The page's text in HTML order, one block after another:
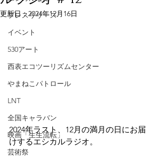
プレスリリース
イベント
530アート
西表エコツーリズムセンター
やまねこパトロール
LNT
全国キャラバン
映画「生生流転」
芸術祭
更新日：2024年12月16日
2024年ラスト、12月の満月の日にお届
けするエシカルラジオ。